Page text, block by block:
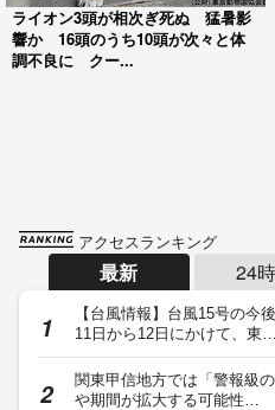
ライオン3頭が相次ぎ死ぬ 猛暑影
響か 16頭のうち10頭が次々と体
調不良に クー...
アクセスランキング
最新 24
【台風情報】台風15号の今
11日から12日にかけて、東…
関東甲信地方では「警報級
や期間が拡大する可能性…